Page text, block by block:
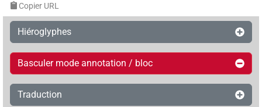
Copier URL
Hiéroglyphes
Basculer mode annotation / bloc
Traduction